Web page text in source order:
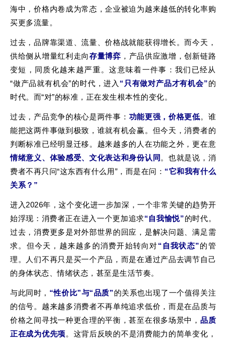
海中，价格内卷成为常态，企业被迫为越来越低的转化率购
买更多流量。
过去，品牌靠渠道、流量、价格战就能获得增长。而今天，
供给侧从增量红利走向存量博弈 ，产品供应激增，创新链路
变短，同质化越来越严重。这意味着一件事：我们已经从
“做产品就有机会”的时代，进入 “只有做对产品才有机会”的
时代。而“对”的标准，正在发生根本性的变化。
过去，产品竞争的核心是两件事： 功能更强，价格更低。谁
能把这两件事做到极致，谁就有机会赢。但今天，消费者的
判断标准已经明显迁移。越来越多的人在功能之外，更在意
情绪意义、体验感受、文化表达和身份认同 。也就是说，消
费者不再只问“这东西有什么用”，而是在问： “它和我有什么
关系？”
进入2026年，这个变化进一步加深，一个非常关键的趋势开
始浮现：消费者正在进入一个更加追求“自我愉悦”的时代。
过去，消费更多是对外部世界的回应，是解决问题、满足需
求。但今天，越来越多的消费开始转向对“自我状态”的管
理。人们不再只是买一个产品，而是在通过产品去调节自己
的身体状态、情绪状态，甚至是生活节奏。
与此同时， “性价比”与“品质”的关系也出现了一个值得关注
的信号。越来越多消费者不再单纯追求低价，而是在品质与
价格之间寻找一种更合理的平衡，甚至在很多场景中， 品质
正在成为优先项。这背后反映的不是消费能力的简单变化，